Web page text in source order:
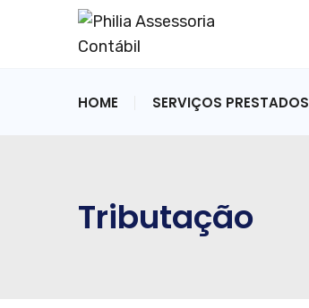
HOME SERVIÇOS PRESTADOS
Tributação